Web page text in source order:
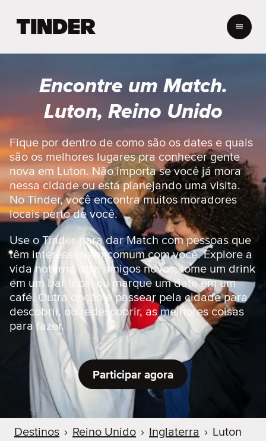
a
n
c
i
a
l
d
o
T
i
n
d
e
r
Encontre um Match.
Luton, Reino Unido
Fique por dentro de como são os dates e quais
são os melhores lugares pra conhecer gente
nova em Luton. Não importa se você já mora
nessa cidade ou está planejando uma visita.
No Tinder, você encontra muitos moradores
locais perto de você.
Use o Tinder para dar Match com pessoas que
têm interesses em comum com você. Explore a
vida noturna com amigos novos, tome um drink
em um bar local ou marque um date em um
café. Outra opção é passear pela cidade para
descobrir, ou redescobrir, as melhores coisas
para fazer.
Participar agora
Destinos › Reino Unido › Inglaterra › Luton